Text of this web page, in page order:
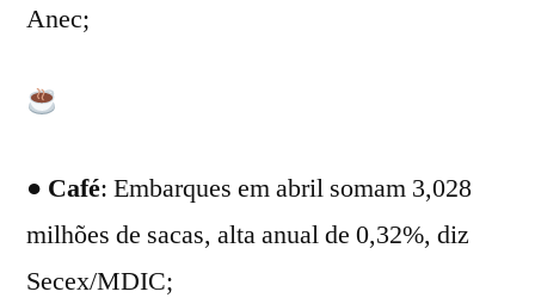
Anec;
● Café: Embarques em abril somam 3,028
milhões de sacas, alta anual de 0,32%, diz
Secex/MDIC;